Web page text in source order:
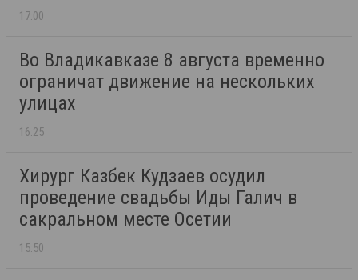
17:00
Во Владикавказе 8 августа временно
ограничат движение на нескольких
улицах
16:25
Хирург Казбек Кудзаев осудил
проведение свадьбы Иды Галич в
сакральном месте Осетии
15:50